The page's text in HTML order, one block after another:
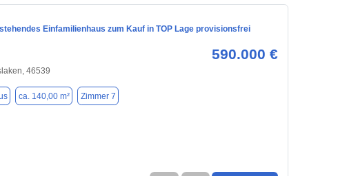
Einfamilienhaus zum Kauf in TOP Lage provisionsfrei
590.000 €
46539
ca. 140,00 m² Zimmer 7